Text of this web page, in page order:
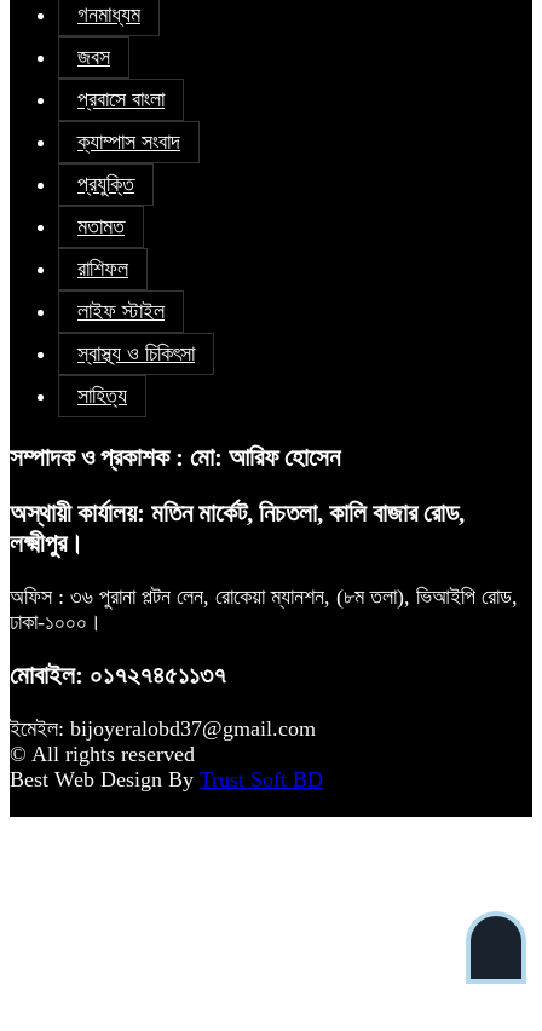
গনমাধ্যম
জবস
প্রবাসে বাংলা
ক্যাম্পাস সংবাদ
প্রযুক্তি
মতামত
রাশিফল
লাইফ স্টাইল
স্বাস্থ্য ও চিকিৎসা
সাহিত্য
সম্পাদক ও প্রকাশক : মো: আরিফ হোসেন
অস্থায়ী কার্যালয়: মতিন মার্কেট, নিচতলা, কালি বাজার রোড,
লক্ষ্মীপুর।
অফিস : ৩৬ পুরানা পল্টন লেন, রোকেয়া ম্যানশন, (৮ম তলা), ভিআইপি রোড,
ঢাকা-১০০০।
মোবাইল: ০১৭২৭৪৫১১৩৭
ইমেইল: bijoyeralobd37@gmail.com
© All rights reserved
Best Web Design By Trust Soft BD